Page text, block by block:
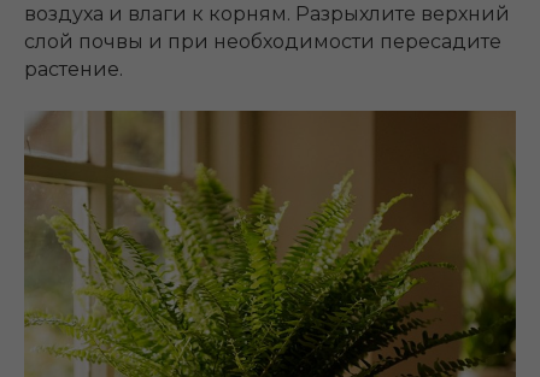
воздуха и влаги к корням. Разрыхлите верхний
слой почвы и при необходимости пересадите
растение.